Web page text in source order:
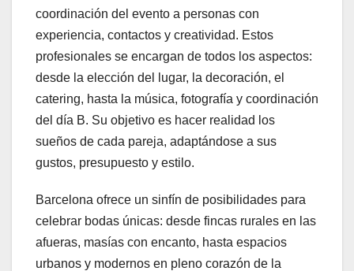
coordinación del evento a personas con
experiencia, contactos y creatividad. Estos
profesionales se encargan de todos los aspectos:
desde la elección del lugar, la decoración, el
catering, hasta la música, fotografía y coordinación
del día B. Su objetivo es hacer realidad los
sueños de cada pareja, adaptándose a sus
gustos, presupuesto y estilo.
Barcelona ofrece un sinfín de posibilidades para
celebrar bodas únicas: desde fincas rurales en las
afueras, masías con encanto, hasta espacios
urbanos y modernos en pleno corazón de la